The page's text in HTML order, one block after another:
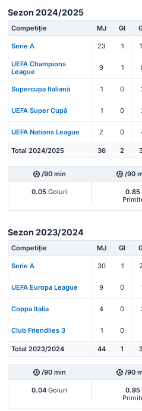
Sezon 2024/2025
Competiție MJ Gl
Serie A 23 1
UEFA Champions
League
9 1
Supercupa Italiană 1 0
UEFA Super Cupă 1 0
UEFA Nations League 2 0
Total 2024/2025 36 2
/90 min /90
0.05 Goluri
0.85
Sezon 2023/2024
Competiție MJ Gl
Serie A 30 1
UEFA Europa League 9 0
Coppa Italia 4 0
Club Friendlies 3 1 0
Total 2023/2024 44 1
/90 min /90
0.04 Goluri
0.95